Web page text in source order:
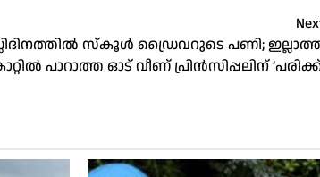
സ്കൂൾ ഡ്രൈവറുടെ പണി;
പാറാത്ത ഓട്‌ വീണ്‌ പ്രിൻസിപ്പലിന്‌